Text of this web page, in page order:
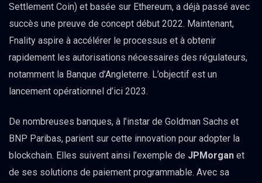
Settlement Coin) et basée sur Ethereum, a déjà passé avec
succès une preuve de concept début 2022. Maintenant,
Fnality aspire à accélérer le processus et à obtenir
rapidement les autorisations nécessaires des régulateurs,
notamment la Banque d’Angleterre. L’objectif est un
lancement opérationnel d’ici 2023.
De nombreuses banques, à l’instar de Goldman Sachs et
BNP Paribas, parient sur cette innovation pour adopter la
blockchain. Elles suivent ainsi l’exemple de JPMorgan et
de ses solutions de paiement programmable. Avec sa